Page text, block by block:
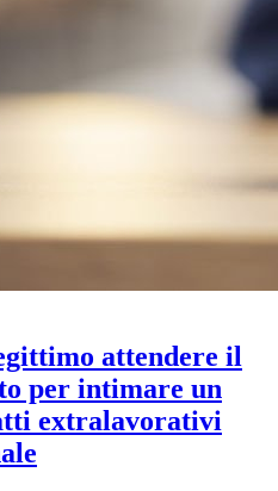
attendere il
per intimare un
extralavorativi